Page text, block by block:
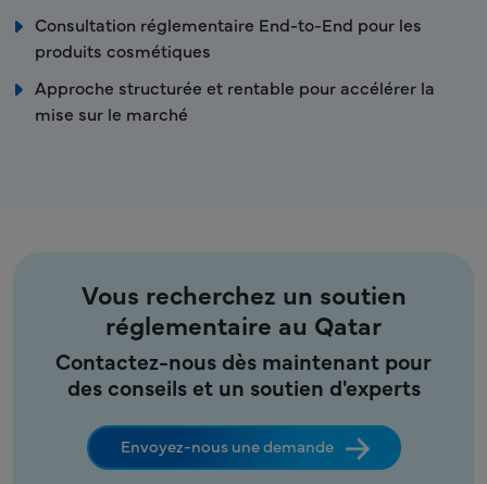
Consultation réglementaire End-to-End pour les
produits cosmétiques
Approche structurée et rentable pour accélérer la
mise sur le marché
Vous recherchez un soutien
réglementaire au Qatar
Contactez-nous dès maintenant pour
des conseils et un soutien d'experts
Envoyez-nous une demande